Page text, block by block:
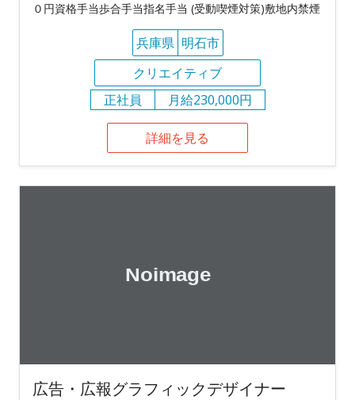
０円資格手当歩合手当指名手当 (受動喫煙対策)敷地内禁煙
兵庫県 明石市
クリエイティブ
正社員
月給230,000円
詳細を見る
広告・広報グラフィックデザイナー